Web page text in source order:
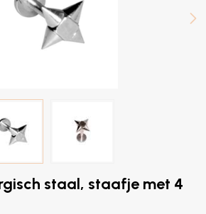
staal, staafje met 4